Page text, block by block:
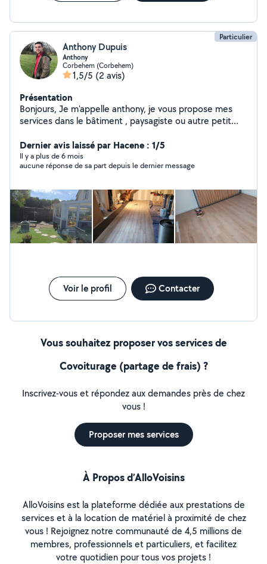
Particulier
Anthony Dupuis
Anthony
Corbehem (Corbehem)
1,5/5 (2 avis)
Présentation
Bonjours, Je m'appelle anthony, je vous propose mes
services dans le bâtiment , paysagiste ou autre petit
Dernier avis laissé par Hacene : 1/5
Il y a plus de 6 mois
aucune réponse de sa part depuis le dernier message
Voir le profil Contacter
Vous souhaitez proposer vos services de
Covoiturage (partage de frais) ?
Inscrivez-vous et répondez aux demandes près de chez
vous !
Proposer mes services
À Propos d’AlloVoisins
AlloVoisins est la plateforme dédiée aux prestations de
services et à la location de matériel à proximité de chez
vous ! Rejoignez notre communauté de 4,5 millions de
membres, professionnels et particuliers, et facilitez
votre quotidien pour tous vos projets !